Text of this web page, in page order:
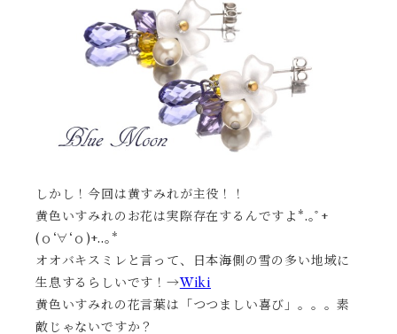
しかし！今回は黄すみれが主役！！
黄色いすみれのお花は実際存在するんですよ*.｡ﾟ+
(ｏ‘∀‘ｏ)+..｡*
オオバキスミレと言って、日本海側の雪の多い地域に
生息するらしいです！→Wiki
黄色いすみれの花言葉は「つつましい喜び」。。。素
敵じゃないですか？